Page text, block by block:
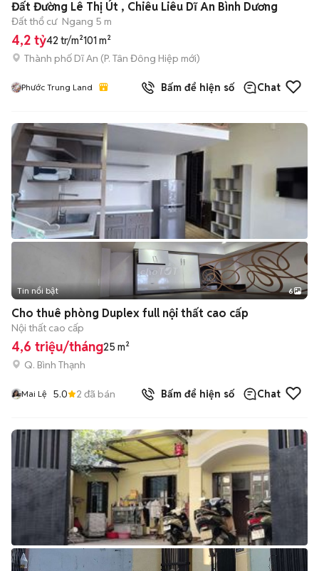
Đất Đường Lê Thị Út , Chiêu Liêu Dĩ An Bình Dương
Đất thổ cư Ngang 5 m
4,2 tỷ42 tr/m²101 m²
Thành phố Dĩ An (P. Tân Đông Hiệp mới)
Phước Trung Land Bấm để hiện số Chat
+2
Tin nổi bật 6
Cho thuê phòng Duplex full nội thất cao cấp
Nội thất cao cấp
4,6 triệu/tháng25 m²
Q. Bình Thạnh
Mai Lệ 5.0 2 đã bán Bấm để hiện số Chat